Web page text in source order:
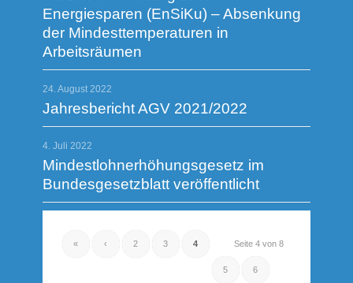
Energiesparen (EnSiKu) – Absenkung
der Mindesttemperaturen in
Arbeitsräumen
24. August 2022
Jahresbericht AGV 2021/2022
4. Juli 2022
Mindestlohnerhöhungsgesetz im
Bundesgesetzblatt veröffentlicht
Seite 4 von 8
« ‹ 2 3 4
5 6